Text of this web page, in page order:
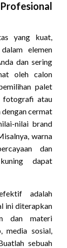
yang kuat,
elemen
dan sering
oleh calon
palet
fotografi atau
dengan cermat
nilai brand
warna
dan
dapat
adalah
ini diterapkan
dan materi
media sosial,
sebuah